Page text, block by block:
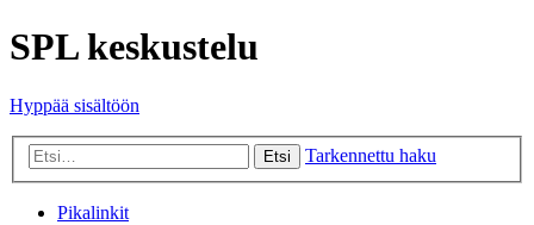
SPL keskustelu
Hyppää sisältöön
Etsi Tarkennettu haku
Pikalinkit